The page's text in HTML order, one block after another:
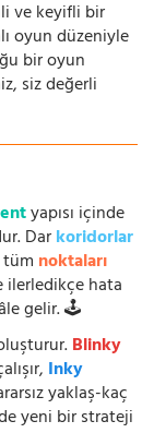
ve keyifli bir
oyun düzeniyle
bir oyun
siz değerli
yapısı içinde
Darkoridorlar
noktaları
ilerledikçe hata
gelir. 🕹️
Blinky
Inky
yaklaş-kaç
yeni bir strateji